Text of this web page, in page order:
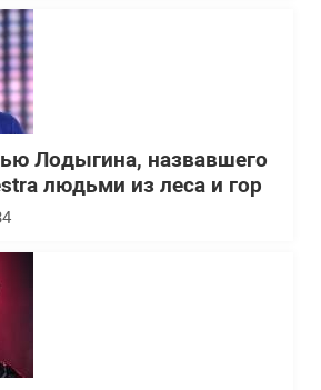
Лодыгина, назвавшего
людьми из леса и гор